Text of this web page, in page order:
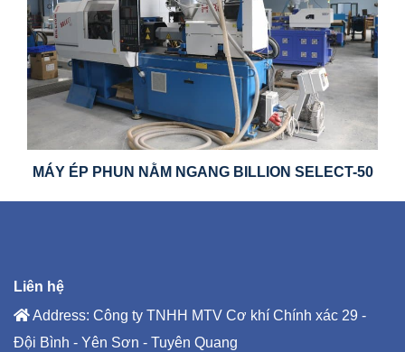
MÁY ÉP PHUN NẰM NGANG BILLION SELECT-50
Liên hệ
Address: Công ty TNHH MTV Cơ khí Chính xác 29 -
Đội Bình - Yên Sơn - Tuyên Quang